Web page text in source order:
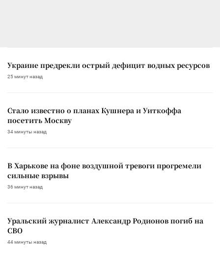
Украине предрекли острый дефицит водных ресурсов
25 минут назад
Стало известно о планах Кушнера и Уиткоффа
посетить Москву
34 минуты назад
В Харькове на фоне воздушной тревоги прогремели
сильные взрывы
36 минут назад
Уральский журналист Александр Родионов погиб на
СВО
44 минуты назад